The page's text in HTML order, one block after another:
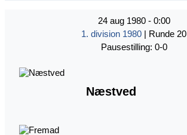
24 aug 1980 - 0:00
1. division 1980 | Runde 20
Pausestilling: 0-0
Næstved